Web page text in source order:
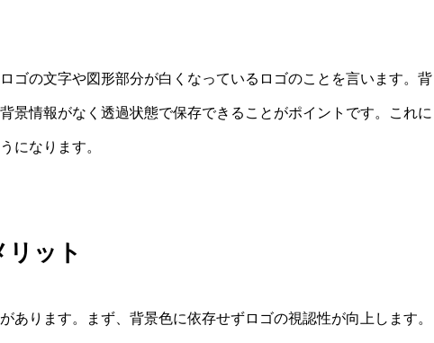
ゴの文字や図形部分が白くなっているロゴのことを言います。背
景情報がなく透過状態で保存できることがポイントです。これに
になります。
ット
あります。まず、背景色に依存せずロゴの視認性が向上します。